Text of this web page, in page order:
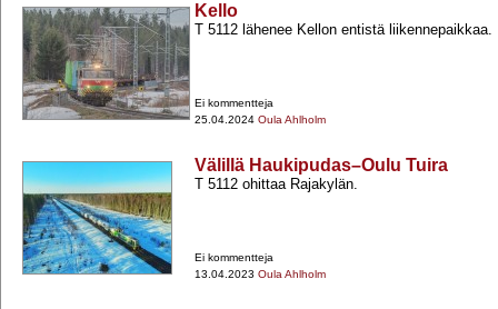
Kello
T 5112 lähenee Kellon entistä liikennepaikkaa.
Ei kommentteja
25.04.2024 Oula Ahlholm
Välillä Haukipudas–Oulu Tuira
T 5112 ohittaa Rajakylän.
Ei kommentteja
13.04.2023 Oula Ahlholm